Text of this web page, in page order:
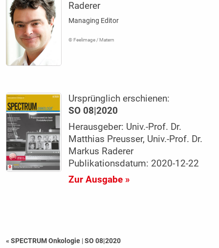
Raderer
Managing Editor
© Feelimage / Matern
Ursprünglich erschienen:
SO 08|2020
Herausgeber: Univ.-Prof. Dr.
Matthias Preusser, Univ.-Prof. Dr.
Markus Raderer
Publikationsdatum: 2020-12-22
Zur Ausgabe »
« SPECTRUM Onkologie |SO 08|2020